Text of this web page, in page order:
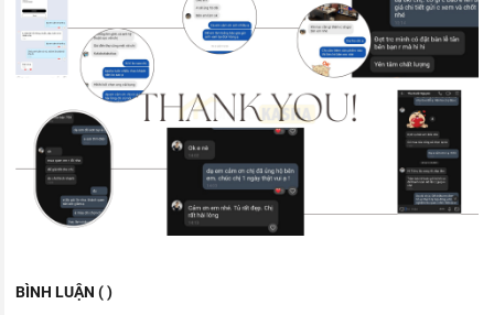
BÌNH LUẬN ( )